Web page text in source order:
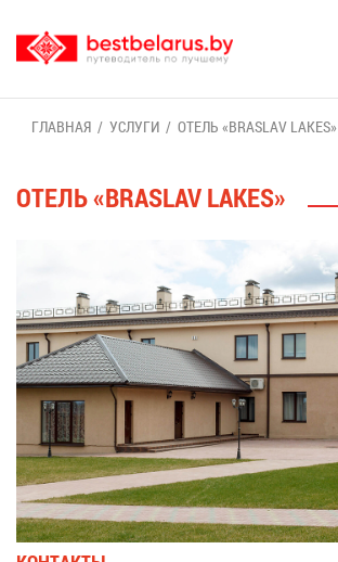
ГЛАВ­НАЯ УСЛУ­ГИ ОТЕЛЬ «BRASLAV LAKES»
ОТЕЛЬ «BRASLAV LAKES»